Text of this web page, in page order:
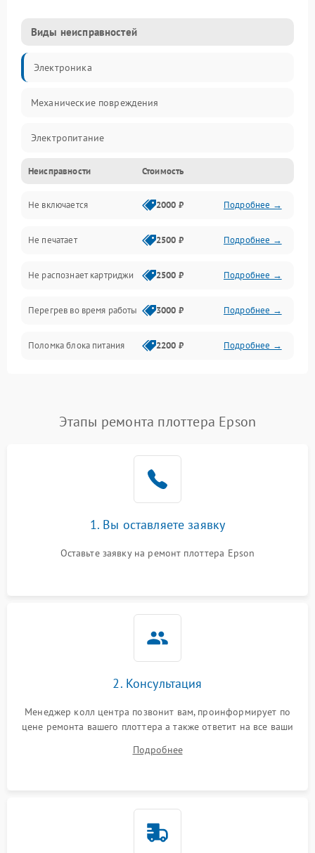
Виды неисправностей
Электроника
Механические повреждения
Электропитание
Работа системы
Механика
Оптика
Программное обеспечение
Корпус/Герметичность
Интерфейсы
Неисправности Стоимость
Не включается 2000 ₽ Подробнее →
Не печатает 2500 ₽ Подробнее →
Не распознает картриджи 2500 ₽ Подробнее →
Перегрев во время работы 3000 ₽ Подробнее →
Поломка блока питания 2200 ₽ Подробнее →
Этапы ремонта плоттера Epson
1. Вы оставляете заявку
Оставьте заявку на ремонт плоттера Epson
2. Консультация
Менеджер колл центра позвонит вам, проинформирует по
цене ремонта вашего плоттера а также ответит на все ваши
Подробнее